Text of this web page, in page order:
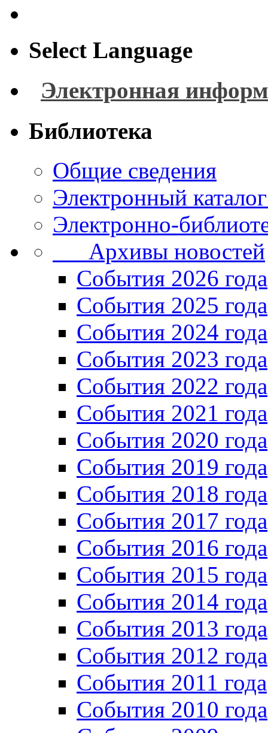
Select Language
Электронная
Библиотека
Общие сведения
Электронный
Электронно-
Архивы новостей
Cобытия 2026 года
События 2025 года
События 2024 года
События 2023 года
Cобытия 2022 года
Cобытия 2021 года
События 2020 года
События 2019 года
События 2018 года
События 2017 года
События 2016 года
События 2015 года
События 2014 года
События 2013 года
События 2012 года
События 2011 года
События 2010 года